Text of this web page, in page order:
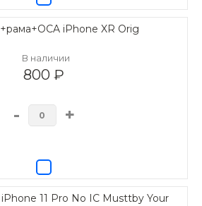
iPhone XR Orig
В наличии
800 ₽
- +
11 Pro No IC Musttby Your